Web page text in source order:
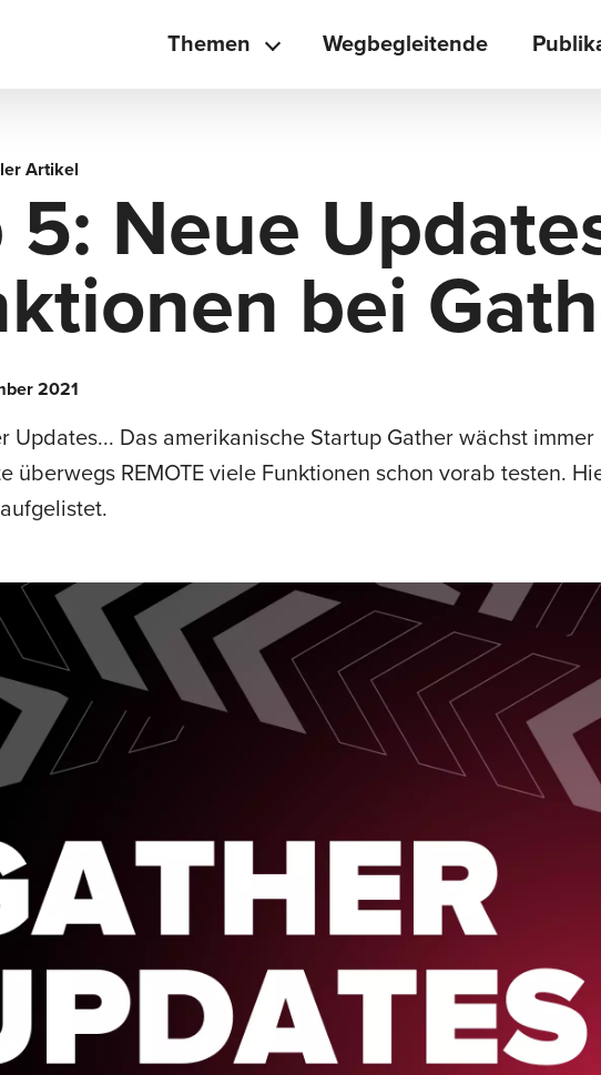
Themen Wegbegleitende
Artikel
5: Neue
bei
2021
Updates... Das amerikanische Startup Gather wächst
überwegs REMOTE viele Funktionen schon vorab testen.